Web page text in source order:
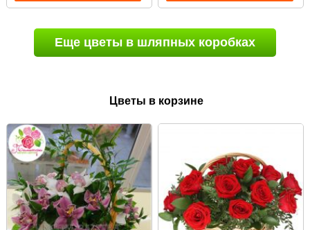
Еще цветы в шляпных коробках
Цветы в корзине